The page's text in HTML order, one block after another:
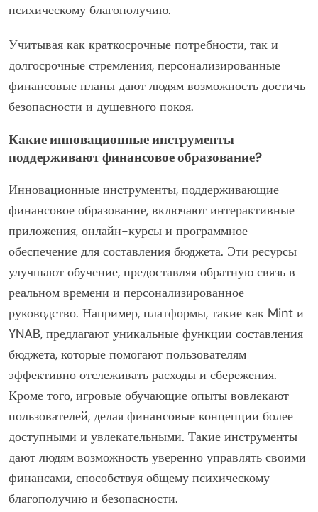
психическому благополучию.
Учитывая как краткосрочные потребности, так и
долгосрочные стремления, персонализированные
финансовые планы дают людям возможность достичь
безопасности и душевного покоя.
Какие инновационные инструменты
поддерживают финансовое образование?
Инновационные инструменты, поддерживающие
финансовое образование, включают интерактивные
приложения, онлайн-курсы и программное
обеспечение для составления бюджета. Эти ресурсы
улучшают обучение, предоставляя обратную связь в
реальном времени и персонализированное
руководство. Например, платформы, такие как Mint и
YNAB, предлагают уникальные функции составления
бюджета, которые помогают пользователям
эффективно отслеживать расходы и сбережения.
Кроме того, игровые обучающие опыты вовлекают
пользователей, делая финансовые концепции более
доступными и увлекательными. Такие инструменты
дают людям возможность уверенно управлять своими
финансами, способствуя общему психическому
благополучию и безопасности.